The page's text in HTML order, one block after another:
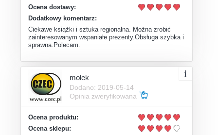
Ocena dostawy:
Dodatkowy komentarz:
Ciekawe książki i sztuka regionalna. Można zrobić
zainteresowanym wspaniałe prezenty.Obsługa szybka i
sprawna.Polecam.
molek
Dodano: 2019-05-14
Opinia zweryfikowana
Ocena produktu:
Ocena sklepu: